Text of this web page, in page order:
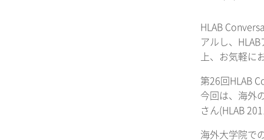
HLAB
アルし、
上、お気軽に
第26回HLAB
今回は、海外
さん(HLAB
海外大学院で